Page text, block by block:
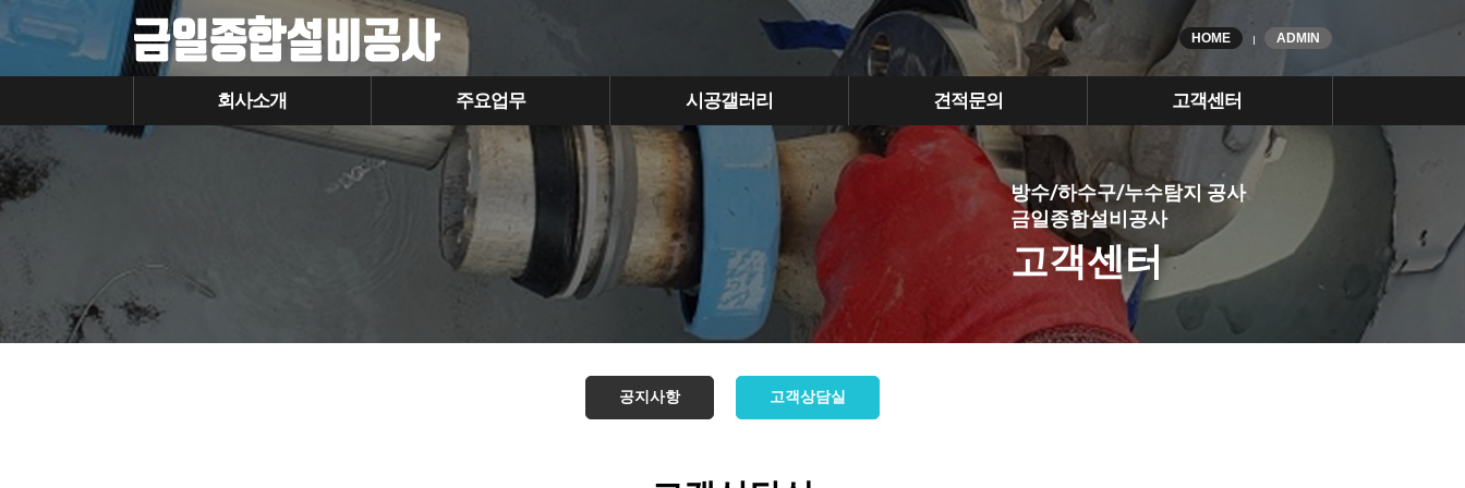
HOME ADMIN
회사소개 주요업무 시공갤러리 견적문의 고객센터
방수/하수구/누수탐지 공사
금일종합설비공사
고객센터
공지사항 고객상담실